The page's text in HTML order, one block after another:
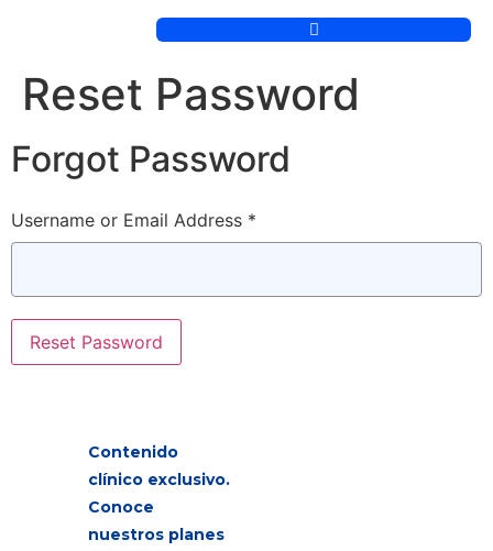
Reset Password
Forgot Password
Username or Email Address *
Contenido
clínico exclusivo.
Conoce
nuestros planes